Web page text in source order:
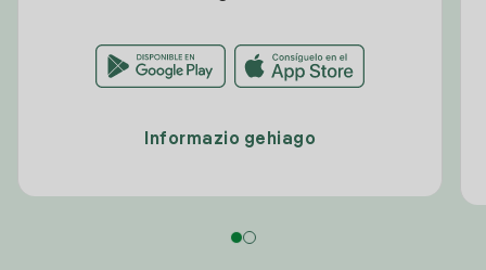
Informazio gehiago